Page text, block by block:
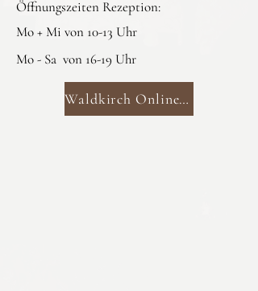
Öffnungszeiten Rezeption:
Mo + Mi von 10-13 Uhr
Mo - Sa von 16-19 Uhr
Waldkirch Online-Buchung